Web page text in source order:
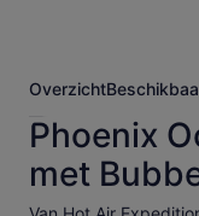
Overzicht
Phoenix
met